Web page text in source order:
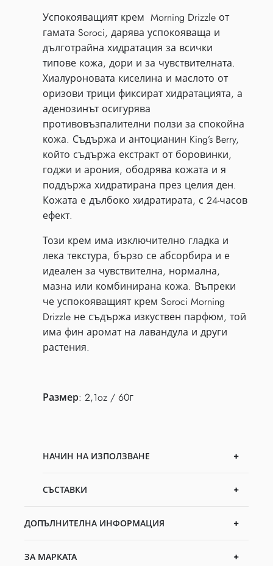
Успокояващият крем Morning Drizzle от
гамата Soroci, дарява успокояваща и
дълготрайна хидратация за всички
типове кожа, дори и за чувствителната.
Хиалуроновата киселина и маслото от
оризови трици фиксират хидратацията, а
аденозинът осигурява
противовъзпалителни ползи за спокойна
кожа. Съдържа и антоцианин King’s Berry,
който съдържа екстракт от боровинки,
годжи и арония, ободрява кожата и я
поддържа хидратирана през целия ден.
Кожата е дълбоко хидратирата, с 24-часов
ефект.
Този крем има изключително гладка и
лека текстура, бързо се абсорбира и е
идеален за чувствителна, нормална,
мазна или комбинирана кожа. Въпреки
че успокояващият крем Soroci Morning
Drizzle не съдържа изкуствен парфюм, той
има фин аромат на лавандула и други
растения.
Размер: 2,1oz / 60г
НАЧИН НА ИЗПОЛЗВАНЕ
СЪСТАВКИ
ДОПЪЛНИТЕЛНА ИНФОРМАЦИЯ
ЗА МАРКАТА